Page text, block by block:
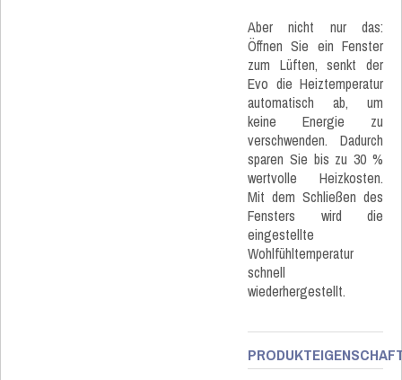
Aber nicht nur das:
Öffnen Sie ein Fenster
zum Lüften, senkt der
Evo die Heiztemperatur
automatisch ab, um
keine Energie zu
verschwenden. Dadurch
sparen Sie bis zu 30 %
wertvolle Heizkosten.
Mit dem Schließen des
Fensters wird die
eingestellte
Wohlfühltemperatur
schnell
wiederhergestellt.